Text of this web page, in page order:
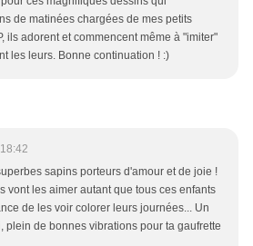
de matinées chargées de mes petits
ils adorent et commencent même à "imiter"
les leurs. Bonne continuation ! :)
sapins porteurs d'amour et de joie !
vont les aimer autant que tous ces enfants
de les voir colorer leurs journées... Un
plein de bonnes vibrations pour ta gaufrette